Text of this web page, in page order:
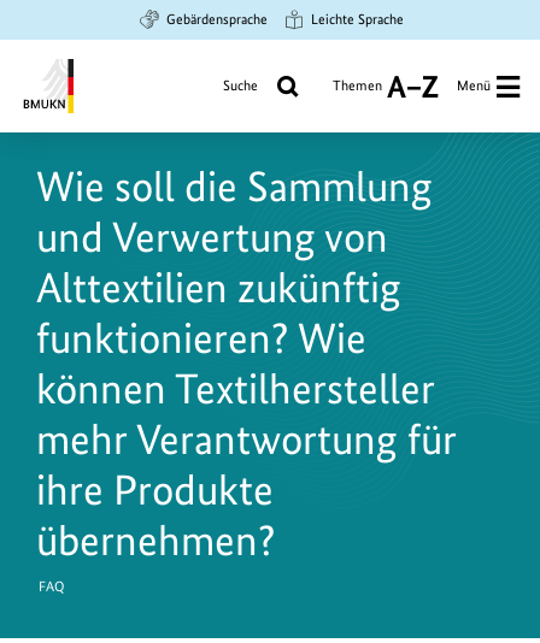
Hauptinhalt
springen
Suche
springen
Hauptnavigation
springen
Gebärdensprache Leichte Sprache
Umwelt,
Naturschutz
und
nukleare
Sicherheit
Suche Themen
A
Z
Menü
Wie soll die Sammlung
und Verwertung von
Alttextilien zukünftig
funktionieren? Wie
können Textilhersteller
mehr Verantwortung für
ihre Produkte
übernehmen?
FAQ